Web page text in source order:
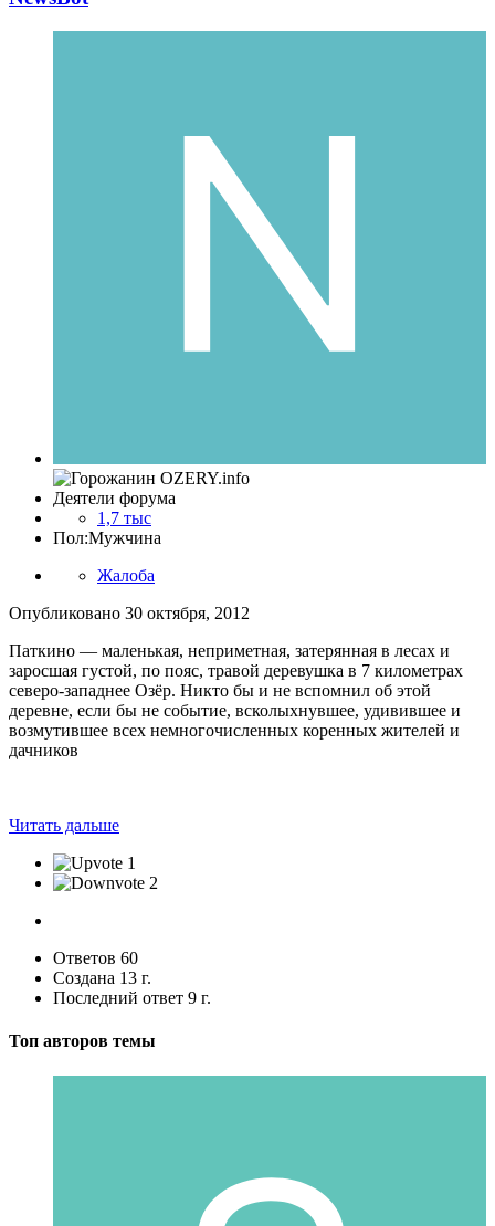
Деятели форума
1,7 тыс
Пол:Мужчина
Жалоба
Опубликовано 30 октября, 2012
Паткино — маленькая, неприметная, затерянная в лесах и
заросшая густой, по пояс, травой деревушка в 7 километрах
северо-западнее Озёр. Никто бы и не вспомнил об этой
деревне, если бы не событие, всколыхнувшее, удивившее и
возмутившее всех немногочисленных коренных жителей и
дачников
Читать дальше
1
2
Ответов 60
Создана 13 г.
Последний ответ 9 г.
Топ авторов темы